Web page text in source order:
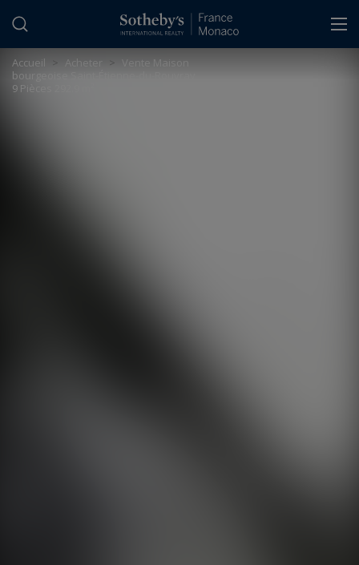
Accueil > Acheter > Vente Maison
bourgeoise Saint-Étienne-du-Rouvray
9 Pièces 292.9 m²